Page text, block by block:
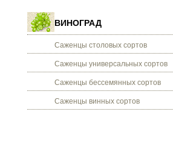
ВИНОГРАД
Саженцы столовых сортов
Саженцы универсальных сортов
Саженцы бессемянных сортов
Саженцы винных сортов